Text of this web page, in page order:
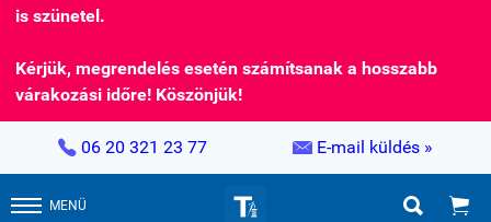
is szünetel.
Kérjük, megrendelés esetén számítsanak a hosszabb
várakozási időre! Köszönjük!
 06 20 321 23 77  E-mail küldés »
MENÜ  